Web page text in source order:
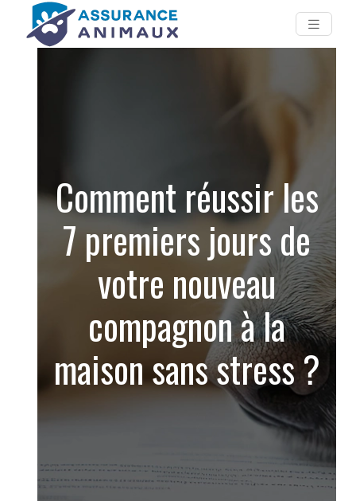
Comment réussir les
7 premiers jours de
votre nouveau
compagnon à la
maison sans stress ?